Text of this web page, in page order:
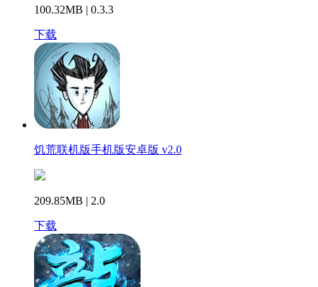
100.32MB | 0.3.3
下载
饥荒联机版手机版安卓版 v2.0
209.85MB | 2.0
下载